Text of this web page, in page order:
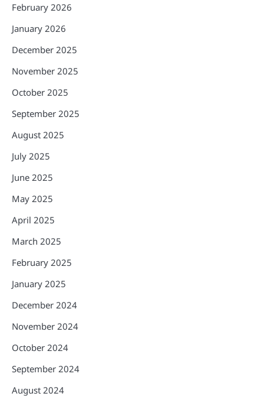
February 2026
January 2026
December 2025
November 2025
October 2025
September 2025
August 2025
July 2025
June 2025
May 2025
April 2025
March 2025
February 2025
January 2025
December 2024
November 2024
October 2024
September 2024
August 2024